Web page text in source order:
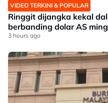
VIDEO TERKINI & POPULAR
Ringgit dijangka kekal
berbanding dolar AS
3 hours ago